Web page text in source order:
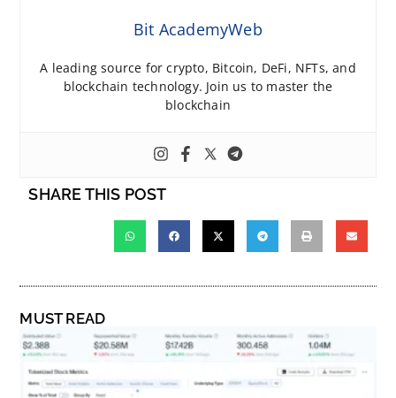
Bit AcademyWeb
A leading source for crypto, Bitcoin, DeFi, NFTs, and
blockchain technology. Join us to master the
blockchain
SHARE THIS POST
MUST READ